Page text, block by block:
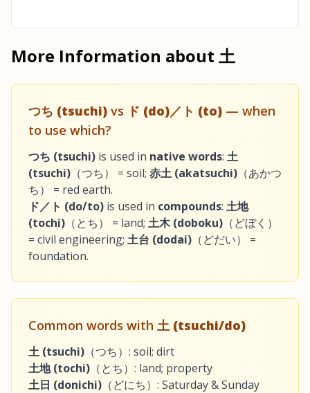
More Information about 土
つち (tsuchi) vs ド (do)／ト (to) — when
to use which?
つち (tsuchi) is used in native words: 土
(tsuchi) （つち） = soil; 赤土 (akatsuchi) （あかつ
ち） = red earth.
ド／ト (do/to) is used in compounds: 土地
(tochi) （とち） = land; 土木 (doboku) （どぼく）
= civil engineering; 土台 (dodai) （どだい） =
foundation.
Common words with 土 (tsuchi/do)
土 (tsuchi) （つち）: soil; dirt
土地 (tochi) （とち）: land; property
土日 (donichi) （どにち）: Saturday & Sunday